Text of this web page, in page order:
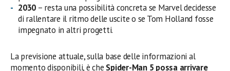
2030 – resta una possibilità concreta se Marvel decidesse
di rallentare il ritmo delle uscite o se Tom Holland fosse
impegnato in altri progetti.
La previsione attuale, sulla base delle informazioni al
momento disponibili, è che Spider-Man 5 possa arrivare